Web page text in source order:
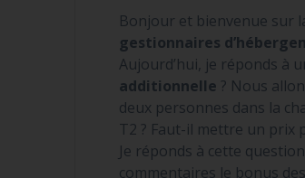
Bonjour et bienvenue sur
gestionnaires
Aujourd’hui, je réponds à
additionnelle ? Nous
deux personnes dans la
T2 ? Faut-il mettre un prix
Je réponds à cette
commentaires le bonus des